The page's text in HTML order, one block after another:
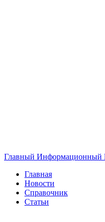
Главный Информационный
Главная
Новости
Справочник
Статьи